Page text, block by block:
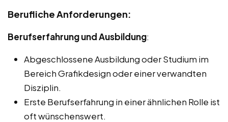
Berufliche Anforderungen:
Berufserfahrung und Ausbildung:
Abgeschlossene Ausbildung oder Studium im
Bereich Grafikdesign oder einer verwandten
Disziplin.
Erste Berufserfahrung in einer ähnlichen Rolle ist
oft wünschenswert.